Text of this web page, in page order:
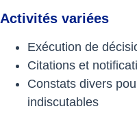
Activités variées
Exécution de
Citations et
Constats divers
indiscutables